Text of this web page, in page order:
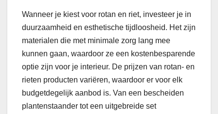
Wanneer je kiest voor rotan en riet, investeer je in
duurzaamheid en esthetische tijdloosheid. Het zijn
materialen die met minimale zorg lang mee
kunnen gaan, waardoor ze een kostenbesparende
optie zijn voor je interieur. De prijzen van rotan- en
rieten producten variëren, waardoor er voor elk
budgetdegelijk aanbod is. Van een bescheiden
plantenstaander tot een uitgebreide set